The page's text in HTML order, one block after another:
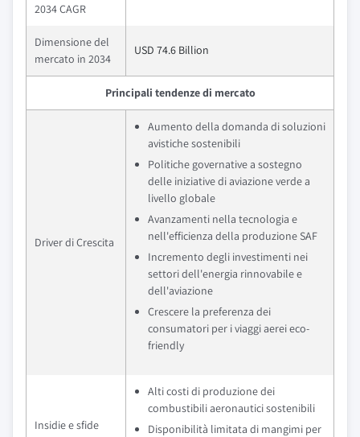
2034 CAGR
Dimensione del
mercato in 2034
USD 74.6 Billion
Principali tendenze di mercato
Driver di Crescita
Aumento della domanda di soluzioni
avistiche sostenibili
Politiche governative a sostegno
delle iniziative di aviazione verde a
livello globale
Avanzamenti nella tecnologia e
nell'efficienza della produzione SAF
Incremento degli investimenti nei
settori dell'energia rinnovabile e
dell'aviazione
Crescere la preferenza dei
consumatori per i viaggi aerei eco-
friendly
Insidie e sfide
Alti costi di produzione dei
combustibili aeronautici sostenibili
Disponibilità limitata di mangimi per